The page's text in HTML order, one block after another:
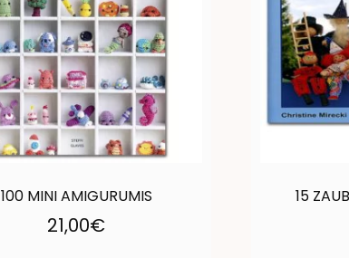
100 MINI AMIGURUMIS
21,00€
15